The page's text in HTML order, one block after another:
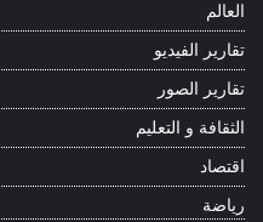
العالم
تقارير الفيديو
تقارير الصور
الثقافة و التعليم
اقتصاد
رياضة